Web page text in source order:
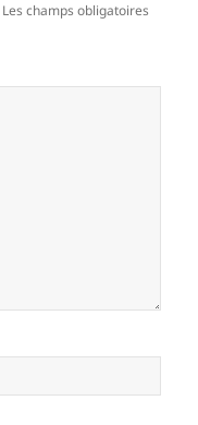
Les champs obligatoires